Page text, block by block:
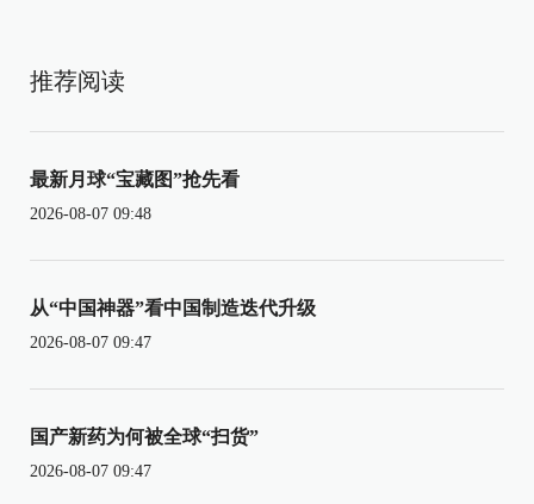
推荐阅读
最新月球“宝藏图”抢先看
2026-08-07 09:48
从“中国神器”看中国制造迭代升级
2026-08-07 09:47
国产新药为何被全球“扫货”
2026-08-07 09:47